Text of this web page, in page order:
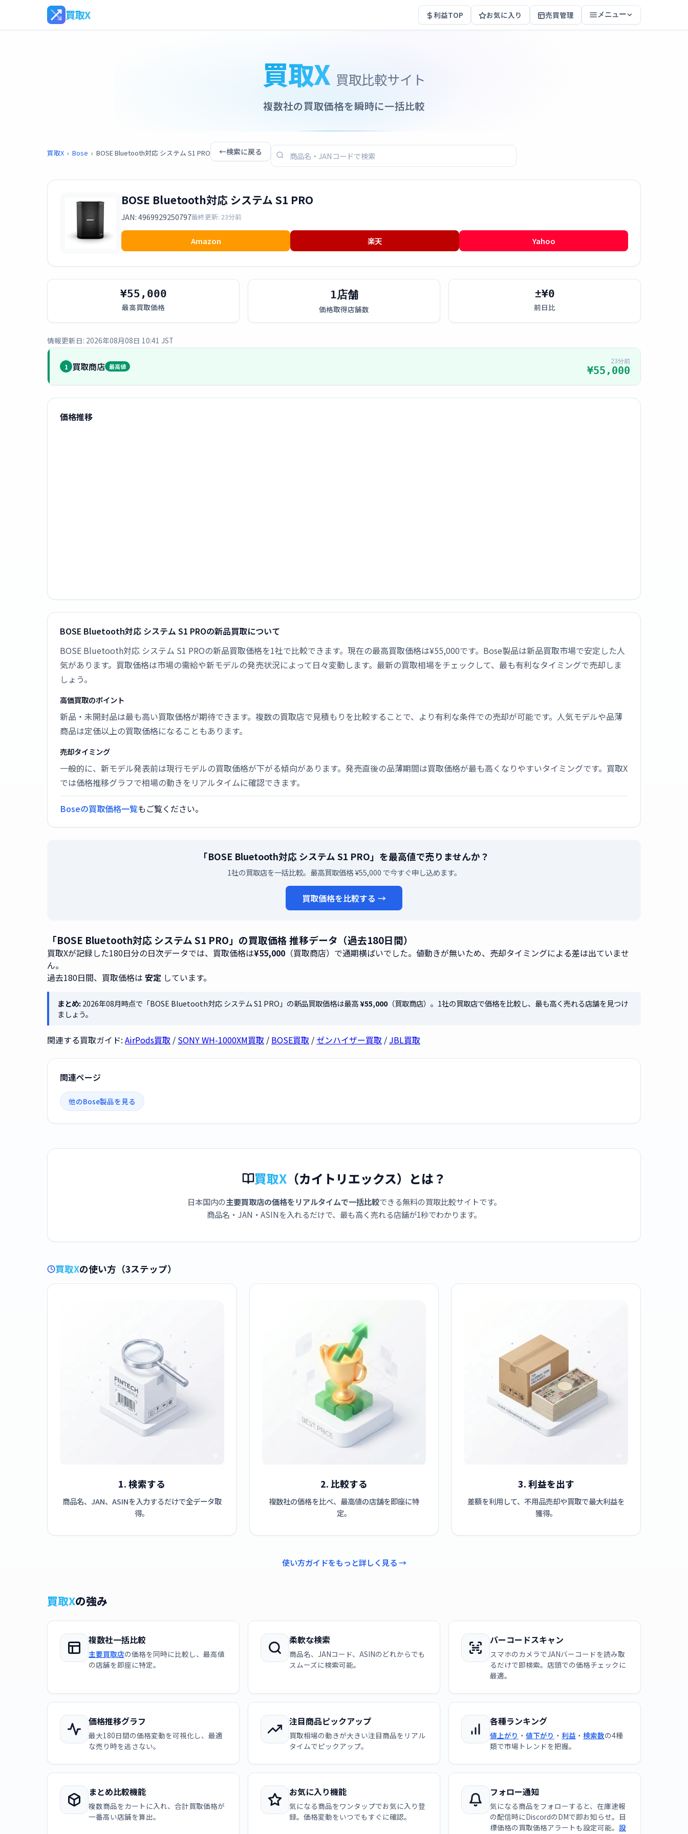
買取X 利益TOP お気に入り 売買管理 メニュー
買取X 買取比較サイト
複数社の買取価格を瞬時に一括比較
買取X › Bose › BOSE Bluetooth対応 システム S1 PRO ←検索に戻る
BOSE Bluetooth対応 システム S1 PRO
JAN: 4969929250797最終更新: 23分前
Amazon 楽天 Yahoo
¥55,000
最高買取価格
1店舗
価格取得店舗数
±¥0
前日比
情報更新日: 2026年08月08日 10:41 JST
1 買取商店 最高値
23分前
¥55,000
価格推移
BOSE Bluetooth対応 システム S1 PROの新品買取について
BOSE Bluetooth対応 システム S1 PROの新品買取価格を1社で比較できます。現在の最高買取価格は¥55,000です。Bose製品は新品買取市場で安定した人
気があります。買取価格は市場の需給や新モデルの発売状況によって日々変動します。最新の買取相場をチェックして、最も有利なタイミングで売却しま
しょう。
高価買取のポイント
新品・未開封品は最も高い買取価格が期待できます。複数の買取店で見積もりを比較することで、より有利な条件での売却が可能です。人気モデルや品薄
商品は定価以上の買取価格になることもあります。
売却タイミング
一般的に、新モデル発表前は現行モデルの買取価格が下がる傾向があります。発売直後の品薄期間は買取価格が最も高くなりやすいタイミングです。買取X
では価格推移グラフで相場の動きをリアルタイムに確認できます。
Boseの買取価格一覧もご覧ください。
「BOSE Bluetooth対応 システム S1 PRO」を最高値で売りませんか？
1社の買取店を一括比較。最高買取価格 ¥55,000 で今すぐ申し込めます。
買取価格を比較する →
「BOSE Bluetooth対応 システム S1 PRO」の買取価格 推移データ（過去180日間）
買取Xが記録した180日分の日次データでは、買取価格は¥55,000 （買取商店）で通期横ばいでした。値動きが無いため、売却タイミングによる差は出ていませ
ん。
過去180日間、買取価格は 安定 しています。
まとめ:2026年08月時点で「BOSE Bluetooth対応 システム S1 PRO」の新品買取価格は最高¥55,000（買取商店）。1社の買取店で価格を比較し、最も高く売れる店舗を見つけ
ましょう。
関連する買取ガイド: AirPods買取 / SONY WH-1000XM買取 / BOSE買取 / ゼンハイザー買取 / JBL買取
関連ページ
他のBose製品を見る
買取X （カイトリエックス）とは？
日本国内の主要買取店の価格をリアルタイムで一括比較できる無料の買取比較サイトです。
商品名・JAN・ASINを入れるだけで、最も高く売れる店舗が1秒でわかります。
買取Xの使い方（3ステップ）
1. 検索する
商品名、JAN、ASINを入力するだけで全データ取
得。
2. 比較する
複数社の価格を比べ、最高値の店舗を即座に特
定。
3. 利益を出す
差額を利用して、不用品売却や買取で最大利益を
獲得。
使い方ガイドをもっと詳しく見る →
買取Xの強み
複数社一括比較
主要買取店の価格を同時に比較し、最高値
の店舗を即座に特定。
柔軟な検索
商品名、JANコード、ASINのどれからでも
スムーズに検索可能。
バーコードスキャン
スマホのカメラでJANバーコードを読み取
るだけで即検索。店頭での価格チェックに
最適。
価格推移グラフ
最大180日間の価格変動を可視化し、最適
な売り時を逃さない。
注目商品ピックアップ
買取相場の動きが大きい注目商品をリアル
タイムでピックアップ。
各種ランキング
値上がり ・ 値下がり ・ 利益 ・ 検索数の4種
類で市場トレンドを把握。
まとめ比較機能
複数商品をカートに入れ、合計買取価格が
一番高い店舗を算出。
お気に入り機能
気になる商品をワンタップでお気に入り登
録。価格変動をいつでもすぐに確認。
フォロー通知
気になる商品をフォローすると、在庫速報
の配信時にDiscordのDMで即お知らせ。目
標価格の買取価格アラートも設定可能。 設